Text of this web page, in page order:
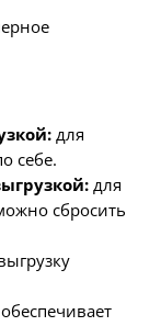
для
себе.
для
сбросить
обеспечивает